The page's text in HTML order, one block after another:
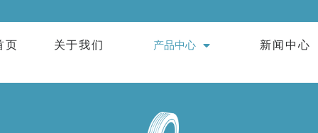
页 关于我们 产品中心 新闻中心